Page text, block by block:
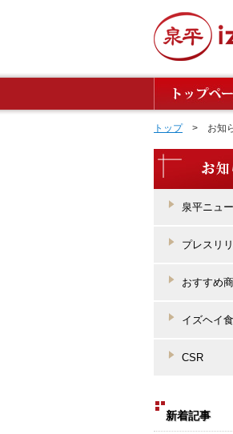
トップ> お知
泉平ニュ
プレスリ
おすすめ
イズヘイ
CSR
新着記事